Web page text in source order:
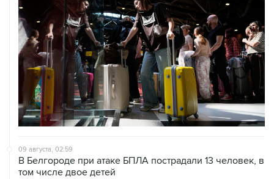
09 августа, 02:59
В Белгороде при атаке БПЛА пострадали 13 человек, в
том числе двое детей